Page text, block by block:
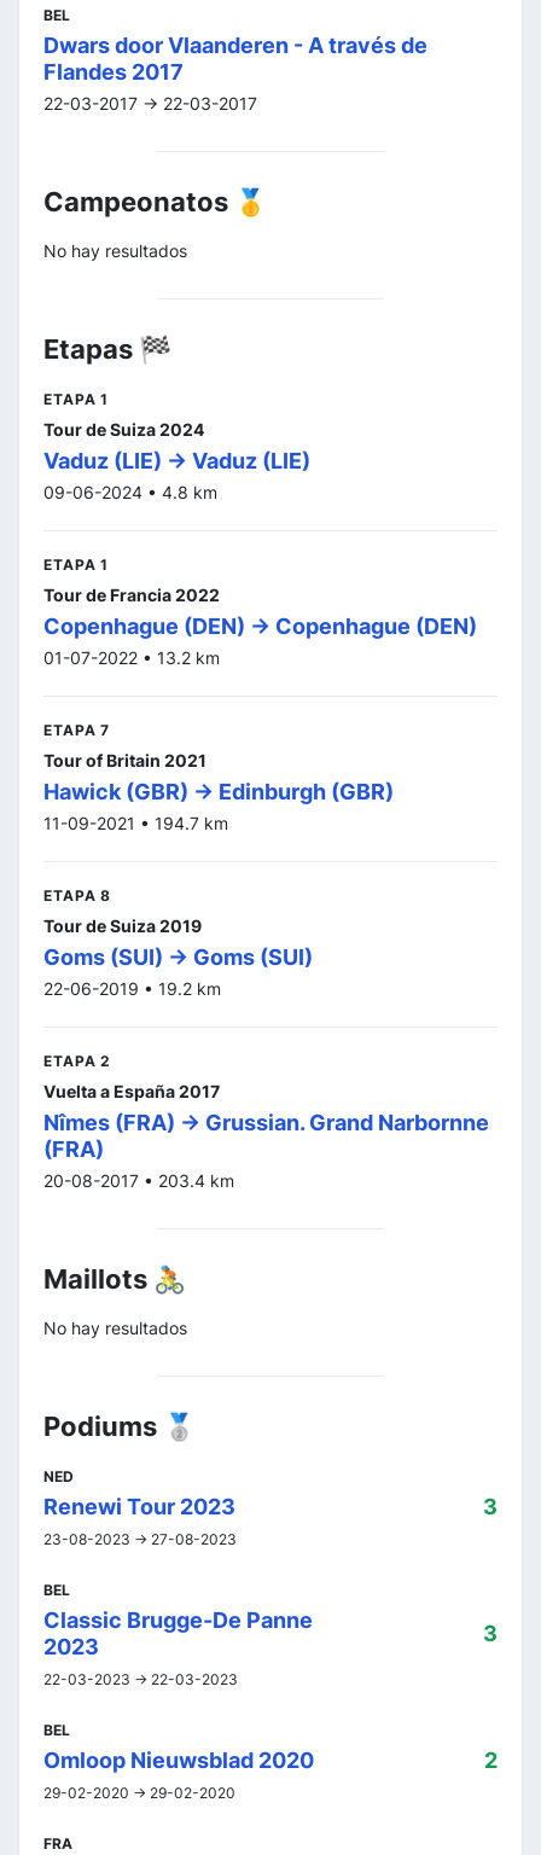
BEL
Dwars door Vlaanderen - A través de
Flandes 2017
22-03-2017 -> 22-03-2017
Campeonatos 🥇
No hay resultados
Etapas 🏁
ETAPA 1
Tour de Suiza 2024
Vaduz (LIE) -> Vaduz (LIE)
09-06-2024 • 4.8 km
ETAPA 1
Tour de Francia 2022
Copenhague (DEN) -> Copenhague (DEN)
01-07-2022 • 13.2 km
ETAPA 7
Tour of Britain 2021
Hawick (GBR) -> Edinburgh (GBR)
11-09-2021 • 194.7 km
ETAPA 8
Tour de Suiza 2019
Goms (SUI) -> Goms (SUI)
22-06-2019 • 19.2 km
ETAPA 2
Vuelta a España 2017
Nîmes (FRA) -> Grussian. Grand Narbornne
(FRA)
20-08-2017 • 203.4 km
Maillots 🚴
No hay resultados
Podiums 🥈
NED
Renewi Tour 2023
23-08-2023 -> 27-08-2023
3
BEL
Classic Brugge-De Panne
2023
22-03-2023 -> 22-03-2023
3
BEL
Omloop Nieuwsblad 2020
29-02-2020 -> 29-02-2020
2
FRA